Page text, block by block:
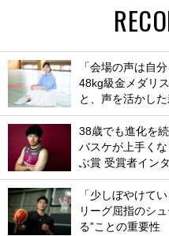
「会場の声は自
48kg級金メダリ
と、声を活かし
38歳でも進化を
バスケが上手く
ぶ賞 受賞者イン
「少しぼやけて
リーグ屈指のシ
る”ことの重要性